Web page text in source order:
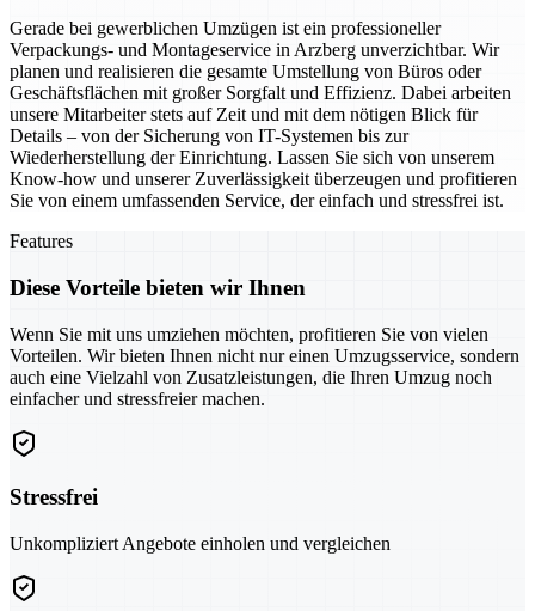
Gerade bei gewerblichen Umzügen ist ein professioneller
Verpackungs- und Montageservice in Arzberg unverzichtbar. Wir
planen und realisieren die gesamte Umstellung von Büros oder
Geschäftsflächen mit großer Sorgfalt und Effizienz. Dabei arbeiten
unsere Mitarbeiter stets auf Zeit und mit dem nötigen Blick für
Details – von der Sicherung von IT-Systemen bis zur
Wiederherstellung der Einrichtung. Lassen Sie sich von unserem
Know-how und unserer Zuverlässigkeit überzeugen und profitieren
Sie von einem umfassenden Service, der einfach und stressfrei ist.
Features
Diese Vorteile bieten wir Ihnen
Wenn Sie mit uns umziehen möchten, profitieren Sie von vielen
Vorteilen. Wir bieten Ihnen nicht nur einen Umzugsservice, sondern
auch eine Vielzahl von Zusatzleistungen, die Ihren Umzug noch
einfacher und stressfreier machen.
Stressfrei
Unkompliziert Angebote einholen und vergleichen